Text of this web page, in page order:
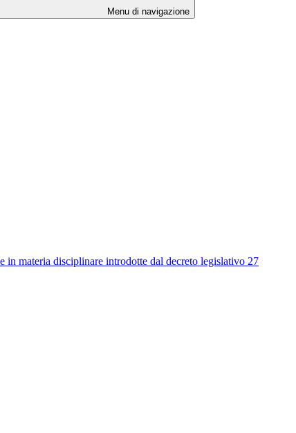
Menu di navigazione
in materia disciplinare introdotte dal decreto legislativo 27